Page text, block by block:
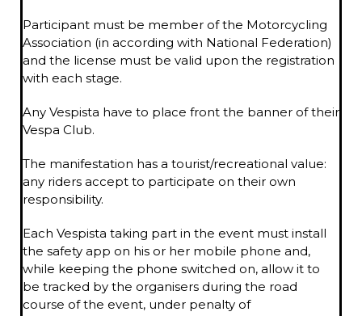
Participant must be member of the Motorcycling
Association (in according with National Federation)
and the license must be valid upon the registration
with each stage.
Any Vespista have to place front the banner of their
Vespa Club.
The manifestation has a tourist/recreational value:
any riders accept to participate on their own
responsibility.
Each Vespista taking part in the event must install
the safety app on his or her mobile phone and,
while keeping the phone switched on, allow it to
be tracked by the organisers during the road
course of the event, under penalty of